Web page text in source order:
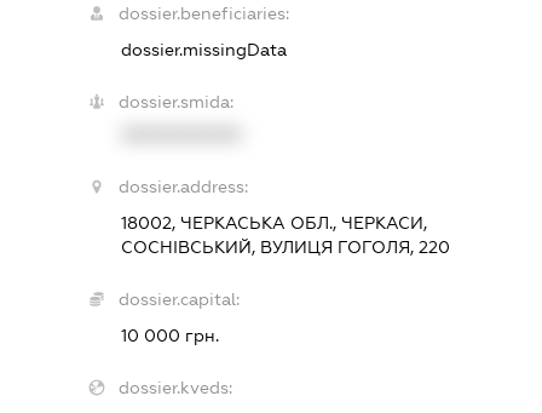
dossier.beneficiaries:
dossier.missingData
dossier.smida:
dossier.address:
18002, ЧЕРКАСЬКА ОБЛ., ЧЕРКАСИ,
СОСНІВСЬКИЙ, ВУЛИЦЯ ГОГОЛЯ, 220
dossier.capital:
10 000 грн.
dossier.kveds: